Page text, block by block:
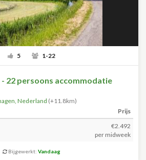
5 1-22
22 persoons accommodatie
, Nederland (+11.8km)
Prijs
€2.492
per midweek
Bijgewerkt: Vandaag